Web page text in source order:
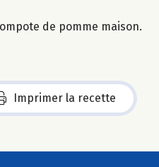
de pomme maison.
Imprimer la recette